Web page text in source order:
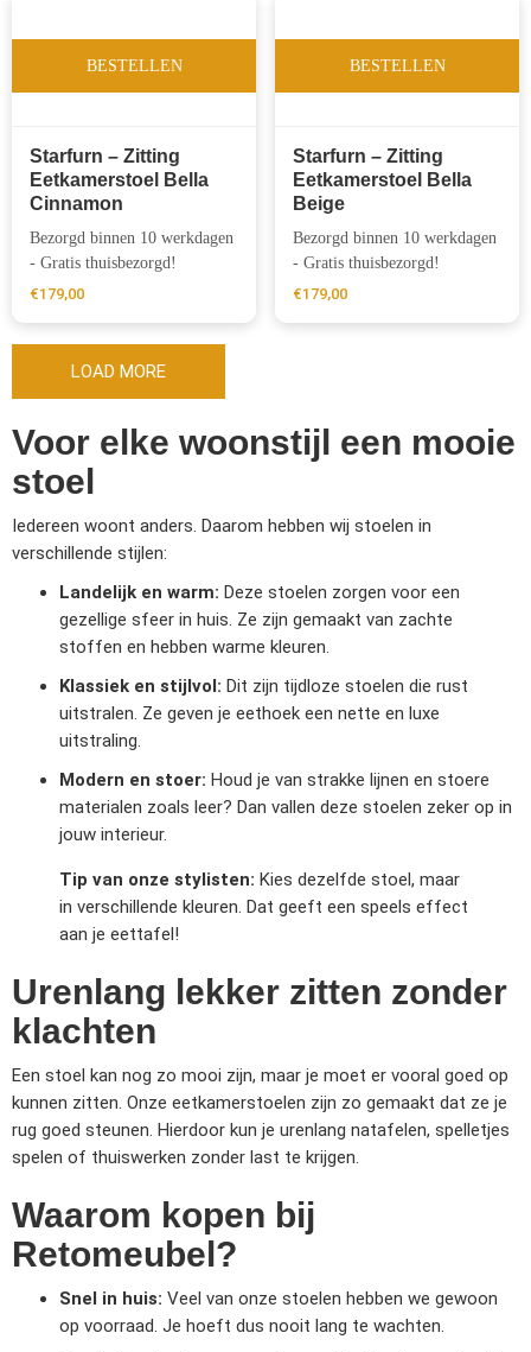
BESTELLEN
Starfurn – Zitting
Eetkamerstoel Bella
Cinnamon
Bezorgd binnen 10 werkdagen
- Gratis thuisbezorgd!
€179,00
BESTELLEN
Starfurn – Zitting
Eetkamerstoel Bella
Beige
Bezorgd binnen 10 werkdagen
- Gratis thuisbezorgd!
€179,00
LOAD MORE
Voor elke woonstijl een mooie
stoel
Iedereen woont anders. Daarom hebben wij stoelen in
verschillende stijlen:
Landelijk en warm: Deze stoelen zorgen voor een
gezellige sfeer in huis. Ze zijn gemaakt van zachte
stoffen en hebben warme kleuren.
Klassiek en stijlvol: Dit zijn tijdloze stoelen die rust
uitstralen. Ze geven je eethoek een nette en luxe
uitstraling.
Modern en stoer: Houd je van strakke lijnen en stoere
materialen zoals leer? Dan vallen deze stoelen zeker op in
jouw interieur.
Tip van onze stylisten: Kies dezelfde stoel, maar
in verschillende kleuren. Dat geeft een speels effect
aan je eettafel!
Urenlang lekker zitten zonder
klachten
Een stoel kan nog zo mooi zijn, maar je moet er vooral goed op
kunnen zitten. Onze eetkamerstoelen zijn zo gemaakt dat ze je
rug goed steunen. Hierdoor kun je urenlang natafelen, spelletjes
spelen of thuiswerken zonder last te krijgen.
Waarom kopen bij
Retomeubel?
Snel in huis: Veel van onze stoelen hebben we gewoon
op voorraad. Je hoeft dus nooit lang te wachten.